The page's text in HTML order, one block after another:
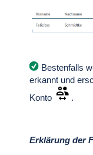
Bestenfalls
erkannt und
Konto
.
Erklärung der